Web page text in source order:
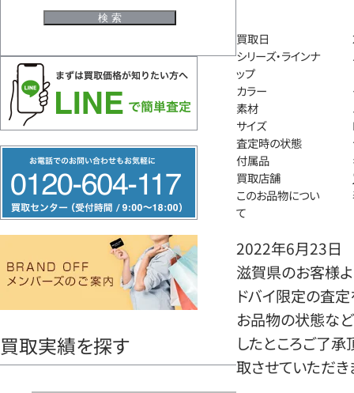
リ
ー
ヤ
買取実績を探す
買取日
シリーズ・ラインナ
ップ
カラー
素材
サイズ
査定時の状態
付属品
買取店舗
このお品物につい
て
2022年6月23日
滋賀県のお客様
ドバイ限定の査
お品物の状態など
したところご了
取させていただき